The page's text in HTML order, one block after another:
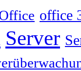
office
Server